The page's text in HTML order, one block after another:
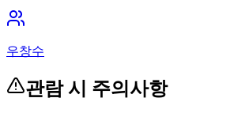
우창수
관람 시 주의사항